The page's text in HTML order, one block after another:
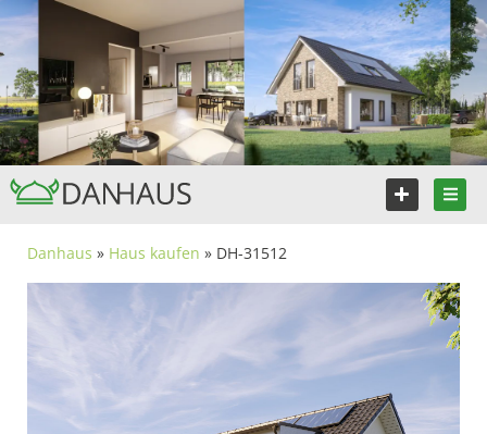
Danhaus » Haus kaufen » DH-31512